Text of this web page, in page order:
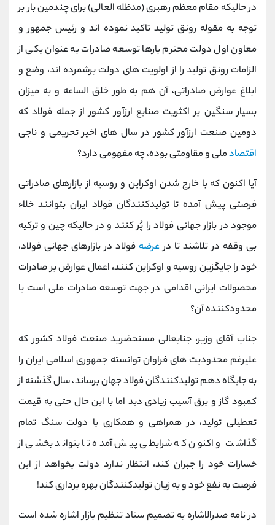
در حالیکه مقام معظم رهبری (مدظله العالی) برای چندمین بار بر
توجه به مقوله رونق تولید تاکید نموده اند و رئیس جمهور و
معاون اول دولت محترم بارها توسعه صادرات به عنوان یکی از
الزامات رونق تولید را از اولویت های دولت برشمرده اند، وضع و
ابلاغ عوارض صادراتی، آن هم به طور خلق الساعه و به میزان
بسیار سنگین بر اکثریت صنایع ارزآور کشور از جمله فولاد که
دومین صنعت ارزآور کشور در سال های اخیر تحریمی و ناجی
اقتصادملی و مقاومتی بوده، چه مفهومی دارد؟
آیا اکنون که با خارج شدن اوکراین و روسیه از بازارهای صادراتی
فرصتی پیش آمده تا تولیدکنندگان فولاد ایران بتوانند خلاء
موجود در بازار جهانی فولاد را پُر کنند و در حالیکه چین و ترکیه
بی وقفه در تلاشند تا درعرضه فولاد در بازارهای جهانی فولاد،
خود را جایگزین روسیه و اوکراین کنند، اعمال عوارض بر صادرات
محصولات ایرانی اقدامی در جهت توسعه صادرات ملی است یا
محدودکننده آن؟
جناب آقای وزیر، جنابعالی مستحضرید صنعت فولاد کشور که
علیرغم محدودیت های فراوان توانسته جمهوری اسلامی ایران را
به جایگاه دهم تولیدکنندگان فولاد جهان برساند، سال گذشته از
کمبود گاز و برق آسیب زیادی دید اما با این حال حتی به قیمت
تعطیلی تولید، در همراهی و همکاری با دولت سنگ تمام
گذاشت و اکنون که شرایطی پیش آمده تا بتواند بخشی از
خسارات خود را جبران کند، انتظار ندارد دولت بخواهد از این
فرصت به نفع خود و به زیان تولیدکنندگان بهره برداری کند!
در نامه صدرالاشاره به تصمیم ستاد تنظیم بازار اشاره شده است